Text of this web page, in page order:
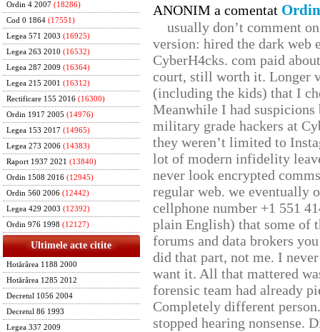
Ordin 4 2007 (18286)
Cod 0 1864 (17551)
Legea 571 2003 (16925)
Legea 263 2010 (16532)
Legea 287 2009 (16364)
Legea 215 2001 (16312)
Rectificare 155 2016 (16300)
Ordin 1917 2005 (14976)
Legea 153 2017 (14965)
Legea 273 2006 (14383)
Raport 1937 2021 (13840)
Ordin 1508 2016 (12945)
Ordin 560 2006 (12442)
Legea 429 2003 (12392)
Ordin 976 1998 (12127)
Ultimele acte citite
Hotărârea 1188 2000
Hotărârea 1285 2012
Decretul 1056 2004
Decretul 86 1993
Legea 337 2009
ANONIM a comentat
usually don’t comment
version: hired the dark web
CyberH4cks. com paid
court, still worth it. Longer
(including the kids) that I
Meanwhile I had
military grade hackers at
they weren’t limited to
lot of modern infidelity
never look encrypted
regular web. we eventually
cellphone number +1 551
plain English) that some of
forums and data brokers
did that part, not me. I
want it. All that mattered
forensic team had already
Completely different
stopped hearing nonsense.